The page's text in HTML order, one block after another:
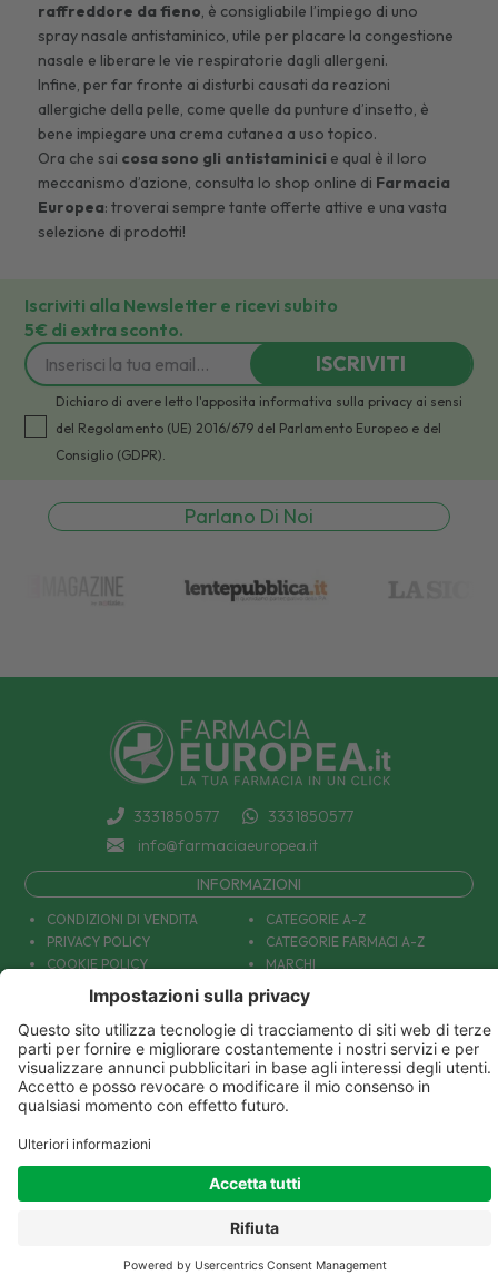
raffreddore da fieno, è consigliabile l’impiego di uno
spray nasale antistaminico, utile per placare la congestione
nasale e liberare le vie respiratorie dagli allergeni.
Infine, per far fronte ai disturbi causati da reazioni
allergiche della pelle, come quelle da punture d’insetto, è
bene impiegare una crema cutanea a uso topico.
Ora che sai cosa sono gli antistaminici e qual è il loro
meccanismo d’azione, consulta lo shop online di Farmacia
Europea: troverai sempre tante offerte attive e una vasta
selezione di prodotti!
Iscriviti alla Newsletter e ricevi subito
5€ di extra sconto.
ISCRIVITI
Dichiaro di avere letto l'apposita informativa sulla privacy ai sensi
del Regolamento (UE) 2016/679 del Parlamento Europeo e del
Consiglio (GDPR).
Parlano Di Noi
3331850577
3331850577
info@farmaciaeuropea.it
INFORMAZIONI
CONDIZIONI DI VENDITA
PRIVACY POLICY
COOKIE POLICY
DECONTRIBUZIONE INPS
SPEDIZIONI
PAGAMENTI
COUPON E OFFERTE
PATOLOGIE: CAUSE E RIMEDI
CATEGORIE A-Z
CATEGORIE FARMACI A-Z
MARCHI
TUTTO IL NOSTRO CATALOGO
IL NOSTRO BLOG
CONTATTACI
DIVENTIAMO AMICI!
Parafarmacia Europea Srl - Via Petraro 380- 80050 Santa Maria la Carità (NA) - P.IVA